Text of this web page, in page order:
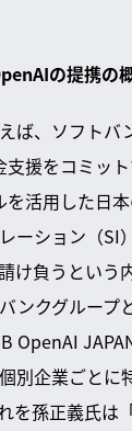
の提携の
ば、ソフトバ
援をコミッ
活用した日
ーション（SI
け負うという
ンクグループ
OpenAI
別企業ごとに
を孫正義氏は